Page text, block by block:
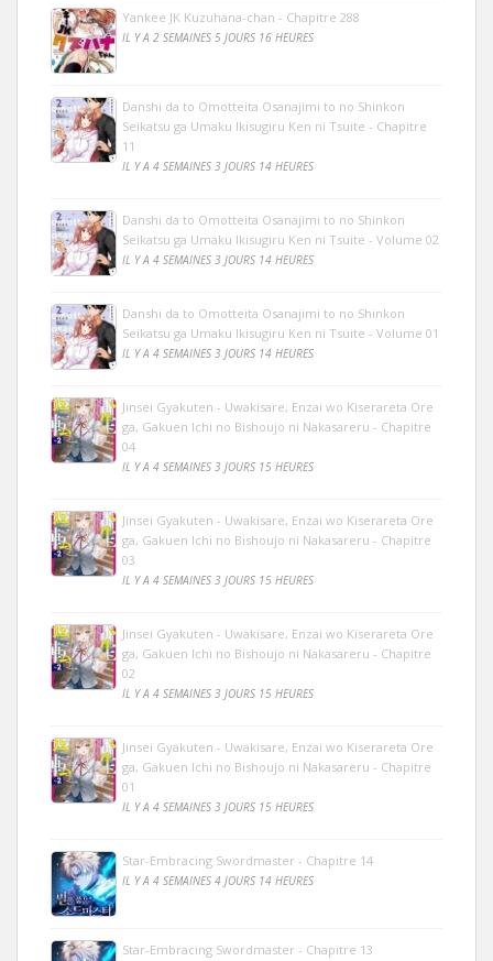
Yankee JK Kuzuhana-chan - Chapitre 288
IL Y A 2 SEMAINES 5 JOURS 16 HEURES
Danshi da to Omotteita Osanajimi to no Shinkon
Seikatsu ga Umaku Ikisugiru Ken ni Tsuite - Chapitre
11
IL Y A 4 SEMAINES 3 JOURS 14 HEURES
Danshi da to Omotteita Osanajimi to no Shinkon
Seikatsu ga Umaku Ikisugiru Ken ni Tsuite - Volume 02
IL Y A 4 SEMAINES 3 JOURS 14 HEURES
Danshi da to Omotteita Osanajimi to no Shinkon
Seikatsu ga Umaku Ikisugiru Ken ni Tsuite - Volume 01
IL Y A 4 SEMAINES 3 JOURS 14 HEURES
Jinsei Gyakuten - Uwakisare, Enzai wo Kiserareta Ore
ga, Gakuen Ichi no Bishoujo ni Nakasareru - Chapitre
04
IL Y A 4 SEMAINES 3 JOURS 15 HEURES
Jinsei Gyakuten - Uwakisare, Enzai wo Kiserareta Ore
ga, Gakuen Ichi no Bishoujo ni Nakasareru - Chapitre
03
IL Y A 4 SEMAINES 3 JOURS 15 HEURES
Jinsei Gyakuten - Uwakisare, Enzai wo Kiserareta Ore
ga, Gakuen Ichi no Bishoujo ni Nakasareru - Chapitre
02
IL Y A 4 SEMAINES 3 JOURS 15 HEURES
Jinsei Gyakuten - Uwakisare, Enzai wo Kiserareta Ore
ga, Gakuen Ichi no Bishoujo ni Nakasareru - Chapitre
01
IL Y A 4 SEMAINES 3 JOURS 15 HEURES
Star-Embracing Swordmaster - Chapitre 14
IL Y A 4 SEMAINES 4 JOURS 14 HEURES
Star-Embracing Swordmaster - Chapitre 13